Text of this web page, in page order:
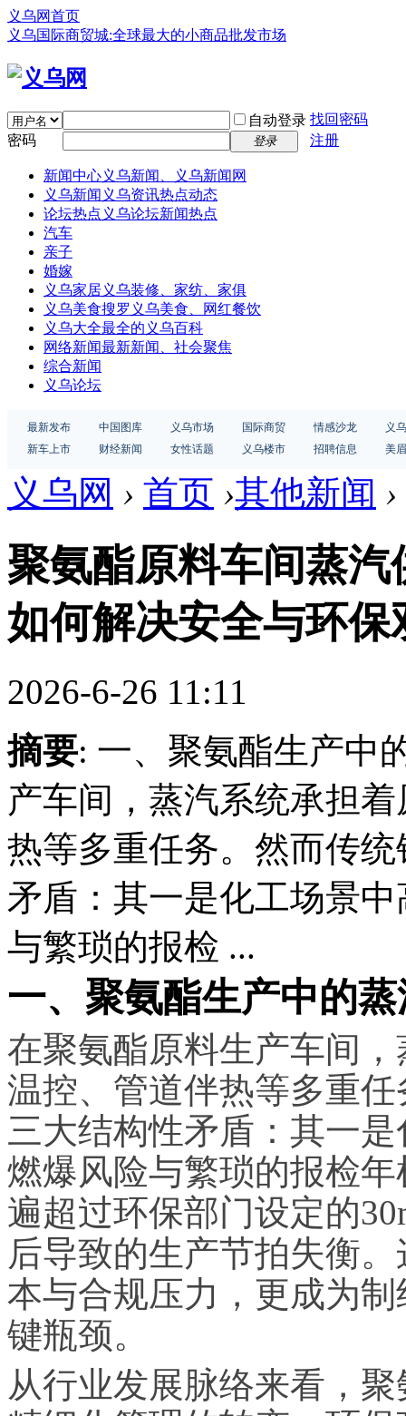
义乌网首页
义乌国际商贸城:全球最大的小商品批发市场
自动登录 找回密码
密码
登录 注册
新闻中心义乌新闻、义乌新闻网
义乌新闻 义乌资讯热点动态
论坛热点 义乌论坛新闻热点
汽车
亲子
婚嫁
义乌家居义乌装修、家纺、家俱
义乌美食搜罗义乌美食、网红餐饮
义乌大全最全的义乌百科
网络新闻最新新闻、社会聚焦
综合新闻
义乌论坛
最新发布 中国图库 义乌市场 国际商贸 情感沙龙
义
新车上市
财经新闻 女性话题 义乌楼市 招聘信息 美
义乌网 › 首页 ›其他新闻 ›
聚氨酯原料车间蒸
如何解决安全与环保
2026-6-26 11:11
摘要: 一、聚氨酯生产中
产车间，蒸汽系统承担
热等多重任务。然而传
矛盾：其一是化工场景
与繁琐的报检 ...
一、聚氨酯生产中的
在聚氨酯原料生产车间
温控、管道伴热等多重
三大结构性矛盾：其一
燃爆风险与繁琐的报检
遍超过环保部门设定的
后导致的生产节拍失衡
本与合规压力，更成为
键瓶颈。
从行业发展脉络来看，